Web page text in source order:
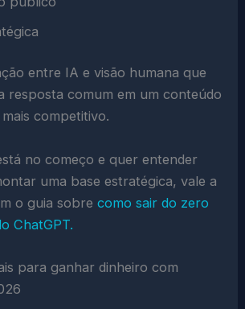
entre IA e visão humana que
resposta comum em um conteúdo
competitivo.
no começo e quer entender
uma base estratégica, vale a
o guia sobre como sair do zero
ChatGPT.
para ganhar dinheiro com